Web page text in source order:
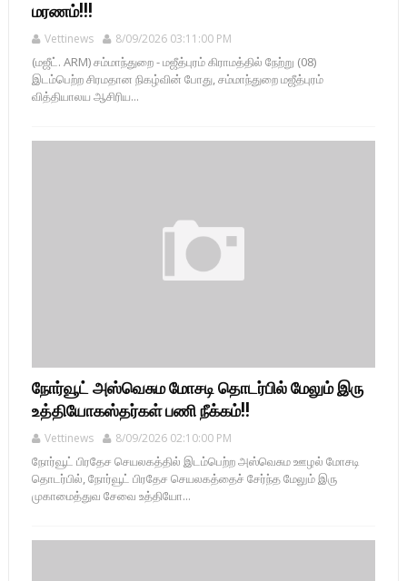
மரணம்!!!
Vettinews 8/09/2026 03:11:00 PM
(மஜீட். ARM) சம்மாந்துறை - மஜீத்புரம் கிராமத்தில் நேற்று (08)
இடம்பெற்ற சிரமதான நிகழ்வின் போது, சம்மாந்துறை மஜீத்புரம்
வித்தியாலய ஆசிரிய...
நோர்வூட் அஸ்வெசும மோசடி தொடர்பில் மேலும் இரு
உத்தியோகஸ்தர்கள் பணி நீக்கம்!!
Vettinews 8/09/2026 02:10:00 PM
நோர்வூட் பிரதேச செயலகத்தில் இடம்பெற்ற அஸ்வெசும ஊழல் மோசடி
தொடர்பில், நோர்வூட் பிரதேச செயலகத்தைச் சேர்ந்த மேலும் இரு
முகாமைத்துவ சேவை உத்தியோ...